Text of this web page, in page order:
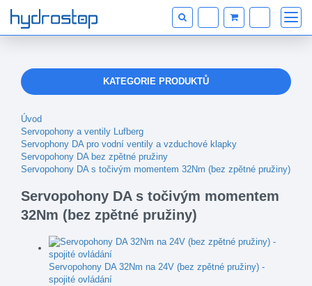
KATEGORIE PRODUKTŮ
Úvod
Servopohony a ventily Lufberg
Servophony DA pro vodní ventily a vzduchové klapky
Servopohony DA bez zpětné pružiny
Servopohony DA s točivým momentem 32Nm (bez zpětné pružiny)
Servopohony DA s točivým momentem
32Nm (bez zpětné pružiny)
Servopohony DA 32Nm na 24V (bez zpětné pružiny) -
spojité ovládání